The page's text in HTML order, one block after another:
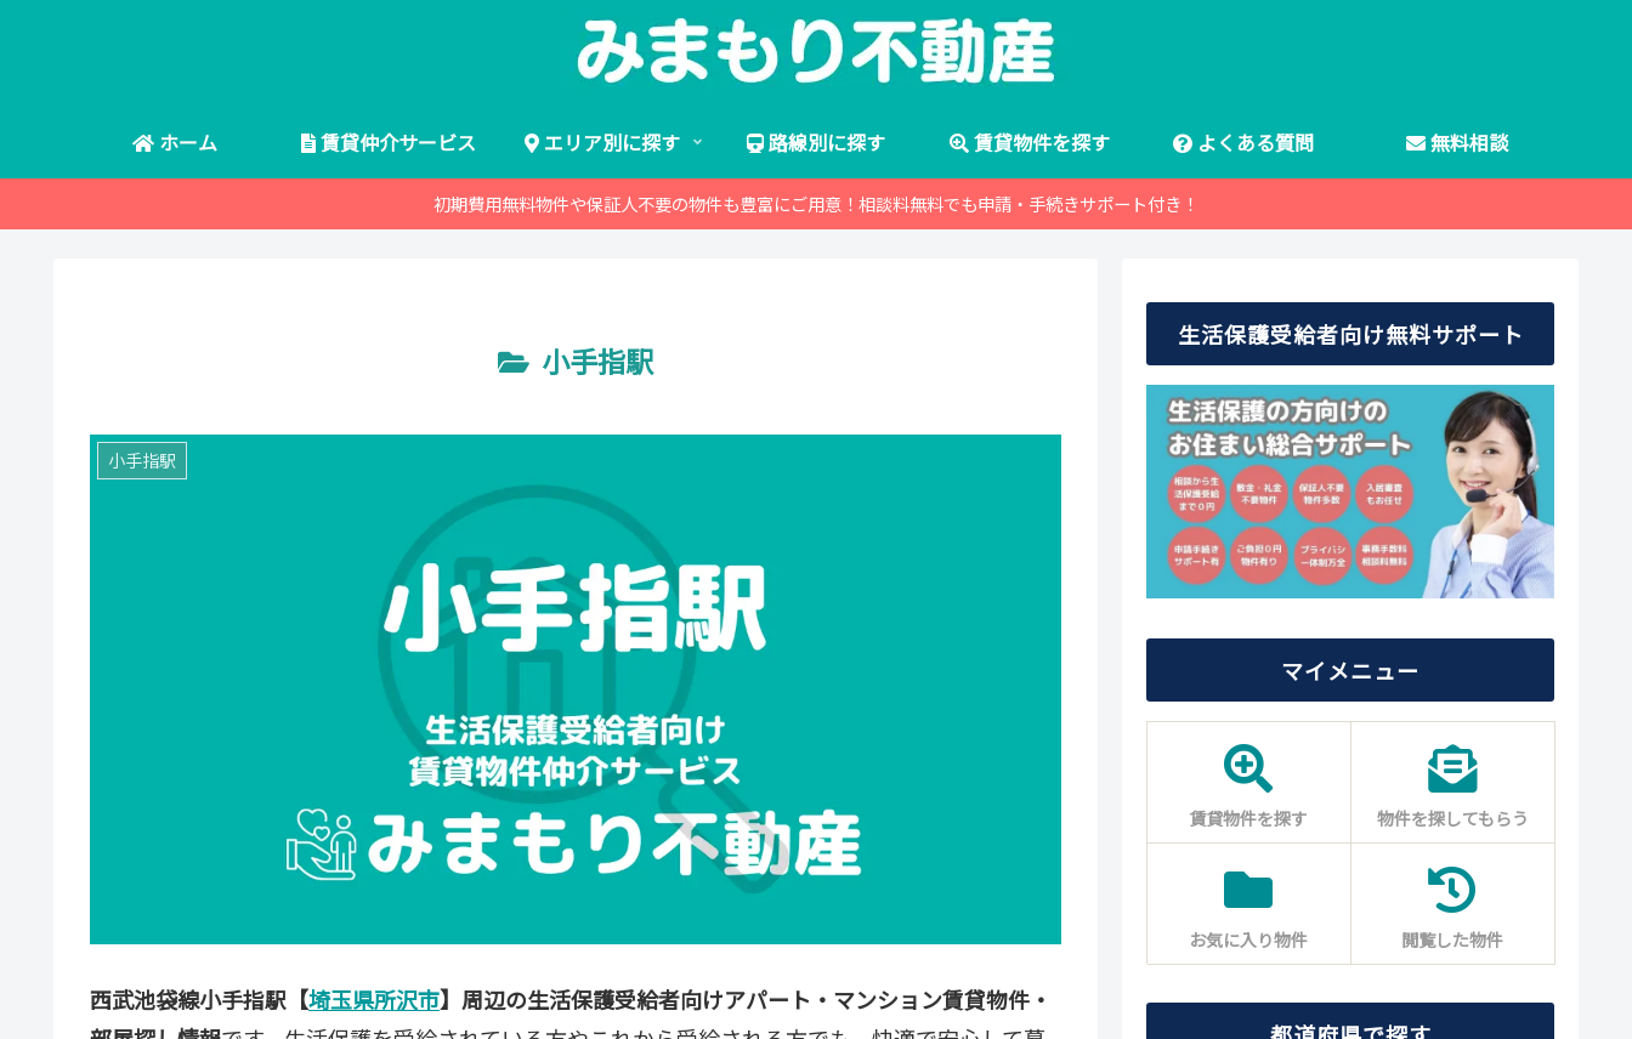
ホーム 賃貸仲介サービス エリア別に探す 路線別に探す 賃貸物件を探す よくある質問 無料相談
初期費用無料物件や保証人不要の物件も豊富にご用意！相談料無料でも申請・手続きサポート付き！
小手指駅
小手指駅
西武池袋線小手指駅【埼玉県所沢市】周辺の生活保護受給者向けアパート・マンション賃貸物件・
生活保護受給者向け無料サポート
マイメニュー
賃貸物件を探す 物件を探してもらう
お気に入り物件 閲覧した物件